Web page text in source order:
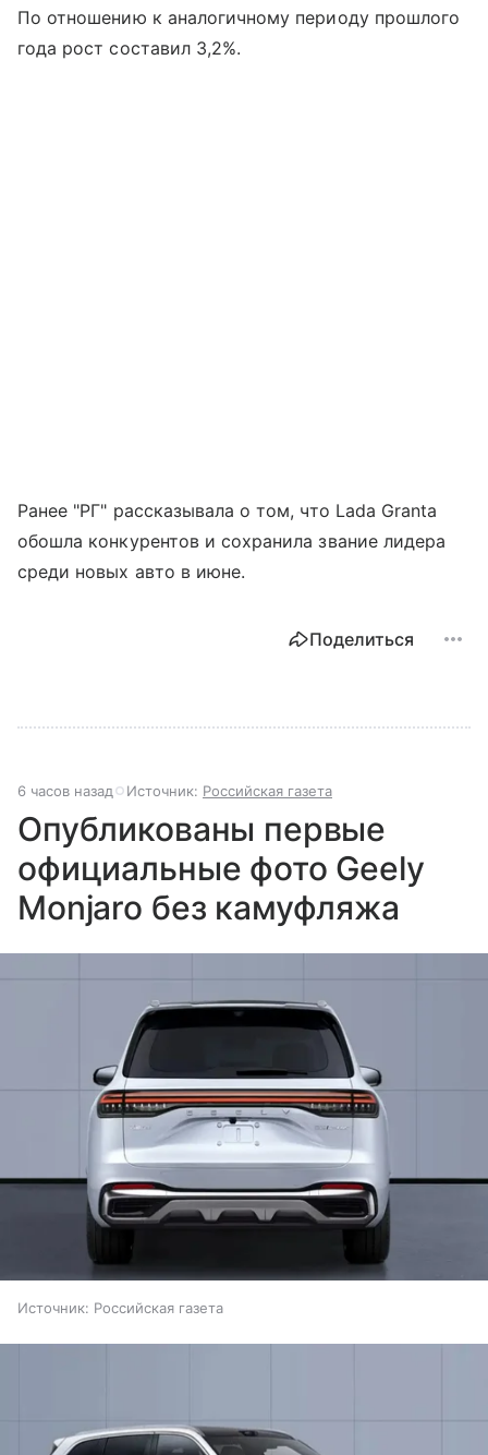
По отношению к аналогичному периоду прошлого
года рост составил 3,2%.
Ранее "РГ" рассказывала о том, что Lada Granta
обошла конкурентов и сохранила звание лидера
среди новых авто в июне.
Поделиться
6 часов назад Источник: Российская газета
Опубликованы первые
официальные фото Geely
Monjaro без камуфляжа
Источник: Российская газета